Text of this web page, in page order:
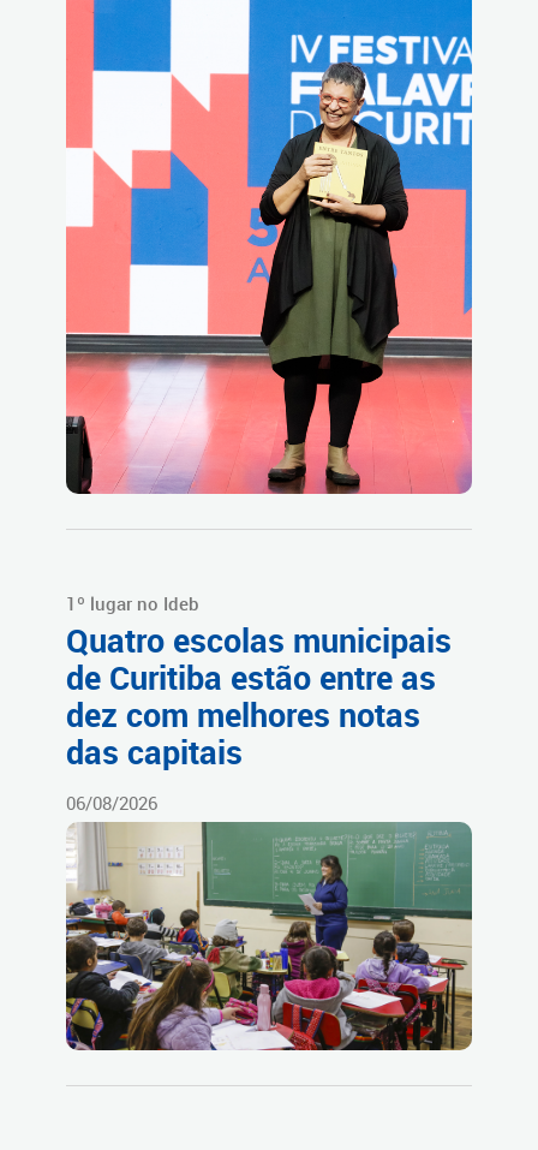
1º lugar no Ideb
Quatro escolas municipais
de Curitiba estão entre as
dez com melhores notas
das capitais
06/08/2026